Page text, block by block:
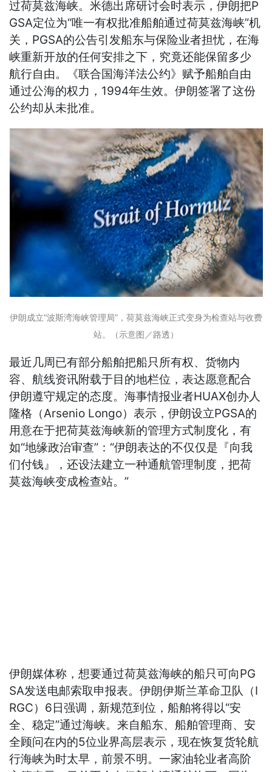
过荷莫兹海峡。米德出席研讨会时表示，伊朗把P
GSA定位为“唯一有权批准船舶通过荷莫兹海峡”机
关，PGSA的公告引发船东与保险业者担忧，在海
峡重新开放的任何安排之下，究竟还能保留多少
航行自由。《联合国海洋法公约》赋予船舶自由
通过公海的权力，1994年生效。伊朗签署了这份
公约却从未批准。
伊朗成立“波斯湾海峡管理局”，荷莫兹海峡正式变身为检查站与收费
站。（示意图／路透）
最近几周已有部分船舶把船只所有权、货物内
容、航线资讯附载于目的地栏位，表达愿意配合
伊朗遵守规定的态度。海事情报业者HUAX创办人
隆格（Arsenio Longo）表示，伊朗设立PGSA的
用意在于把荷莫兹海峡新的管理方式制度化，有
如“地缘政治审查”：“伊朗表达的不仅仅是『向我
们付钱』，还设法建立一种通航管理制度，把荷
莫兹海峡变成检查站。”
伊朗媒体称，想要通过荷莫兹海峡的船只可向PG
SA发送电邮索取申报表。伊朗伊斯兰革命卫队（I
RGC）6日强调，新规范到位，船舶将得以“安
全、稳定”通过海峡。来自船东、船舶管理商、安
全顾问在内的5位业界高层表示，现在恢复货轮航
行海峡为时太早，前景不明。一家油轮业者高阶